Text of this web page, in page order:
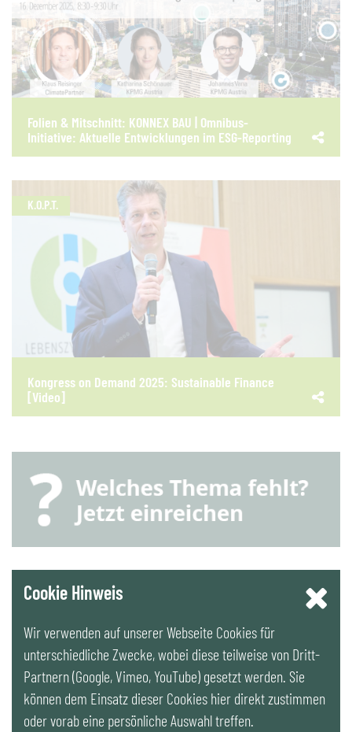
Folien & Mitschnitt: KONNEX BAU | Omnibus-
Initiative: Aktuelle Entwicklungen im ESG-Reporting
K.O.P.T.
Kongress on Demand 2025: Sustainable Finance
[Video]
YouTube
LinkedIn
Newsletter
Cookie Hinweis
Wir verwenden auf unserer Webseite Cookies für
unterschiedliche Zwecke, wobei diese teilweise von Dritt-
Partnern (Google, Vimeo, YouTube) gesetzt werden. Sie
können dem Einsatz dieser Cookies hier direkt zustimmen
oder vorab eine persönliche Auswahl treffen.